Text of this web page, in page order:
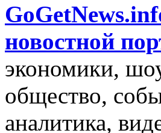
новостной
экономики,
общество,
аналитика,